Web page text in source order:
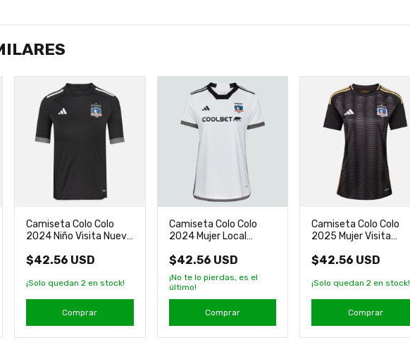
Camiseta Colo Colo
2024 Niño Visita Nueva
$42.56 USD
¡Solo quedan 2 en stock!
Comprar
Camiseta Colo Colo
2024 Mujer Local
$42.56 USD
¡No te lo pierdas, es el
último!
Comprar
Camiseta Colo Colo
2025 Mujer Visita
$42.56 USD
¡Solo quedan2 en stock!
Comprar